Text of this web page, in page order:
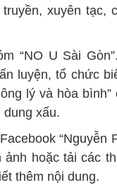
xuyên
“NO U Sài
luyện, tổ chức
lý và hòa
dung xấu.
“Nguyễn
hoặc tải các
thêm nội dung.